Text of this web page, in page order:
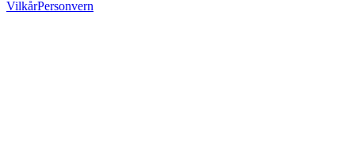
VilkårPersonvern